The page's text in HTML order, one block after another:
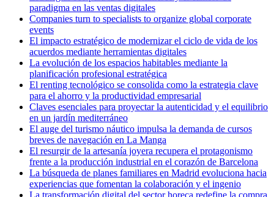
paradigma en las ventas digitales
Companies turn to specialists to organize global corporate
events
El impacto estratégico de modernizar el ciclo de vida de los
acuerdos mediante herramientas digitales
La evolución de los espacios habitables mediante la
planificación profesional estratégica
El renting tecnológico se consolida como la estrategia clave
para el ahorro y la productividad empresarial
Claves esenciales para proyectar la autenticidad y el equilibrio
en un jardín mediterráneo
El auge del turismo náutico impulsa la demanda de cursos
breves de navegación en La Manga
El resurgir de la artesanía joyera recupera el protagonismo
frente a la producción industrial en el corazón de Barcelona
La búsqueda de planes familiares en Madrid evoluciona hacia
experiencias que fomentan la colaboración y el ingenio
La transformación digital del sector horeca redefine la compra